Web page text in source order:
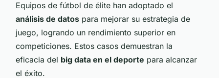
Equipos de fútbol de élite han adoptado el
análisis de datos para mejorar su estrategia de
juego, logrando un rendimiento superior en
competiciones. Estos casos demuestran la
eficacia del big data en el deporte para alcanzar
el éxito.